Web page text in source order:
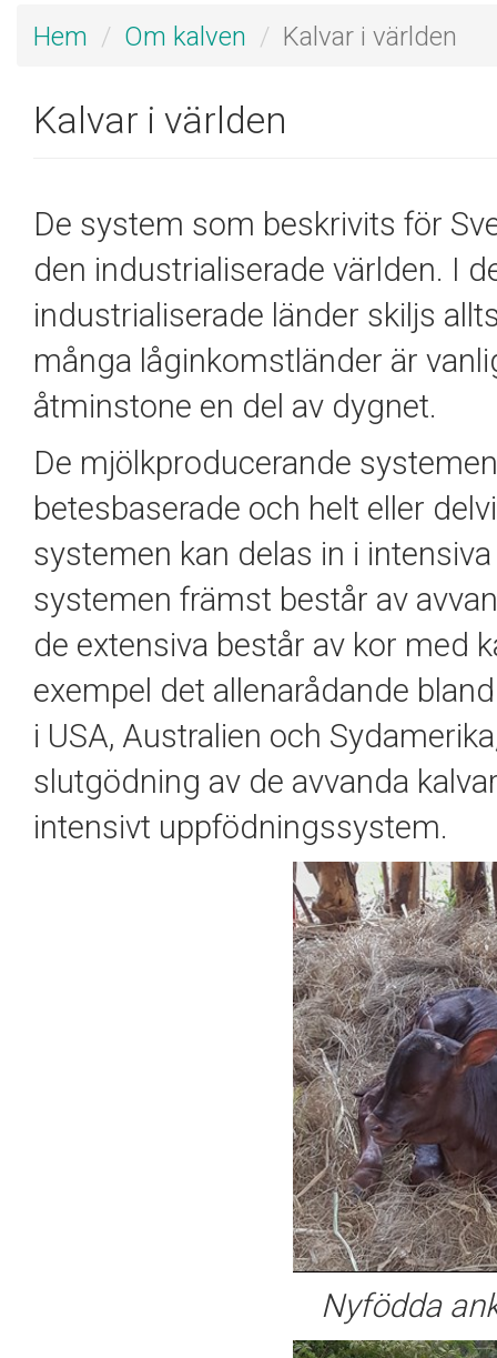
Hem Om kalven Kalvar i världen
Kalvar i världen
De system som beskrivits för
den industrialiserade världen. I
industrialiserade länder skiljs
många låginkomstländer är
åtminstone en del av dygnet.
De mjölkproducerande
betesbaserade och helt eller
systemen kan delas in i
systemen främst består av
de extensiva består av kor med
exempel det allenarådande
i USA, Australien och
slutgödning av de avvanda
intensivt uppfödningssystem.
Nyfödda